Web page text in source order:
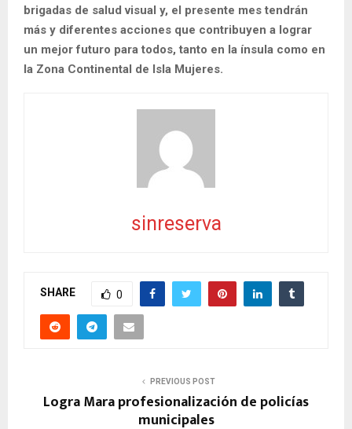
brigadas de salud visual y, el presente mes tendrán
más y diferentes acciones que contribuyen a lograr
un mejor futuro para todos, tanto en la ínsula como en
la Zona Continental de Isla Mujeres.
sinreserva
SHARE 0
PREVIOUS POST
Logra Mara profesionalización de policías
municipales